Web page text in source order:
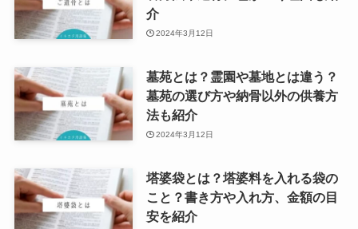
介
2024年3月12日
墓苑とは？霊園や墓地とは違う？
墓苑の選び方や納骨以外の供養方
法も紹介
2024年3月12日
塔婆袋とは？塔婆料を入れる袋の
こと？書き方や入れ方、金額の目
安を紹介